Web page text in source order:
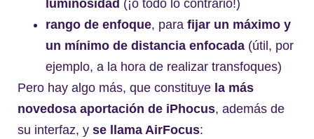
luminosidad (¡o todo lo contrario!)
rango de enfoque, para fijar un máximo y
un mínimo de distancia enfocada (útil, por
ejemplo, a la hora de realizar transfoques)
Pero hay algo más, que constituye la más
novedosa aportación de iPhocus, además de
su interfaz, y se llama AirFocus: